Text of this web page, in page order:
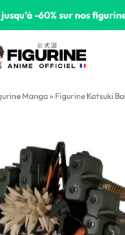
-60% sur nos
Manga» Figurine Katsuki